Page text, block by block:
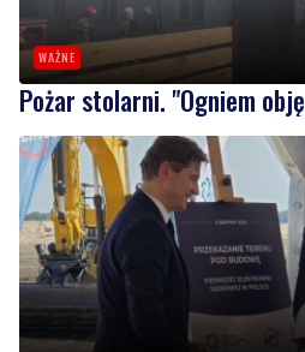
WAŻNE
Pożar stolarni. "Ogniem